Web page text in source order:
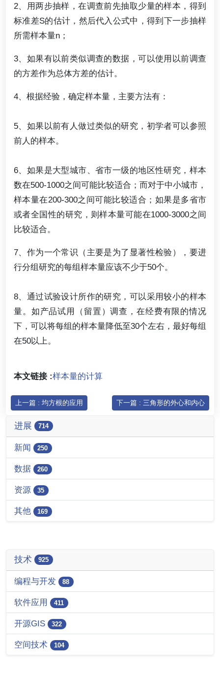
2、用两步抽样，在调查前先抽取少量的样本，得到
标准差S的估计，然后代入公式中，得到下一步抽样
所需样本量n；
3、如果有以前类似调查的数据，可以使用以前调查
的方差作为总体方差的估计。
4、根据经验，确定样本量，主要方法有：
5、如果以前有人做过类似的研究，初学者可以参照
前人的样本。
6、如果是大型城市、省市一级的地区性研究，样本
数在500-1000之间可能比较适合；而对于中小城市，
样本量在200-300之间可能比较适合；如果是多省市
或者全国性的研究，则样本量可能在1000-3000之间
比较适合。
7、作为一个常识（主要是为了显著性检验），要进
行分组研究的每组样本量应该不少于50个。
8、通过试验设计所作的研究，可以采用较小的样本
量。如产品试用（留置）调查，在经费有限的情况
下，可以将每组的样本量降低至30个左右，最好每组
在50以上。
本文链接 :样本量的计算
上一篇 : 均方根的应用 下一篇 : 三角形的外心和内心
进展 714
新闻 250
数据 260
资源 35
其他 169
技术 925
编程与开发 88
软件应用 411
开源GIS 322
空间技术 104